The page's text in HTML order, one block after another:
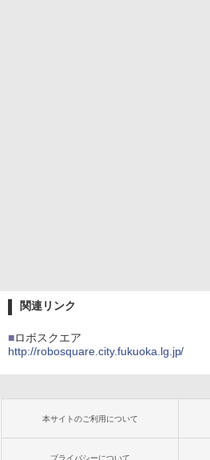
関連リンク
■ロボスクエア
http://robosquare.city.fukuoka.lg.jp/
本サイトのご利用について
プライバシーについて